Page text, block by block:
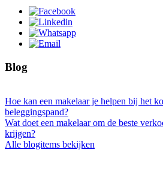
Blog
Hoe kan een makelaar je helpen bij het
beleggingspand?
Wat doet een makelaar om de beste
krijgen?
Alle blogitems bekijken